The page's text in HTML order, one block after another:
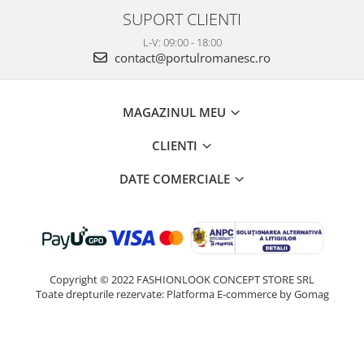
SUPORT CLIENTI
L-V: 09:00 - 18:00
contact@portulromanesc.ro
MAGAZINUL MEU
CLIENTI
DATE COMERCIALE
Copyright © 2022 FASHIONLOOK CONCEPT STORE SRL
Toate drepturile rezervate: Platforma E-commerce by Gomag